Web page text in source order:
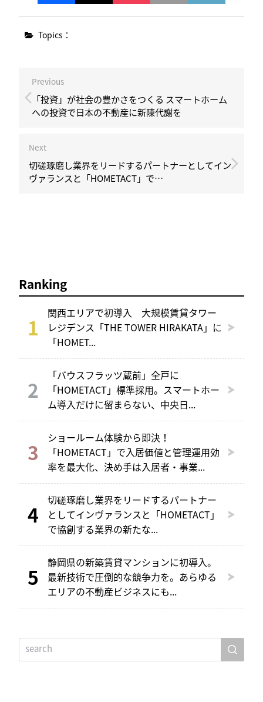
Topics：
Previous
「投資」が社会の豊かさをつくる スマートホーム
への投資で日本の不動産に新陳代謝を
Next
切磋琢磨し業界をリードするパートナーとしてイン
ヴァランスと「HOMETACT」で…
Ranking
関西エリアで初導入 大規模賃貸タワー
レジデンス「THE TOWER HIRAKATA」に
「HOMET...
「バウスフラッツ蔵前」全戸に
「HOMETACT」標準採用。スマートホー
ム導入だけに留まらない、中央日...
ショールーム体験から即決！
「HOMETACT」で入居価値と管理運用効
率を最大化、決め手は入居者・事業...
切磋琢磨し業界をリードするパートナー
としてインヴァランスと「HOMETACT」
で協創する業界の新たな...
静岡県の新築賃貸マンションに初導入。
最新技術で圧倒的な競争力を。あらゆる
エリアの不動産ビジネスにも...